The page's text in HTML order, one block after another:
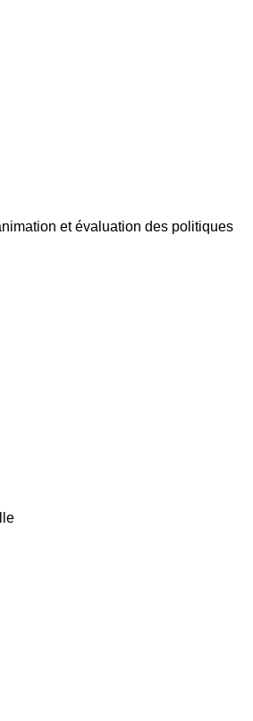
et évaluation des politiques